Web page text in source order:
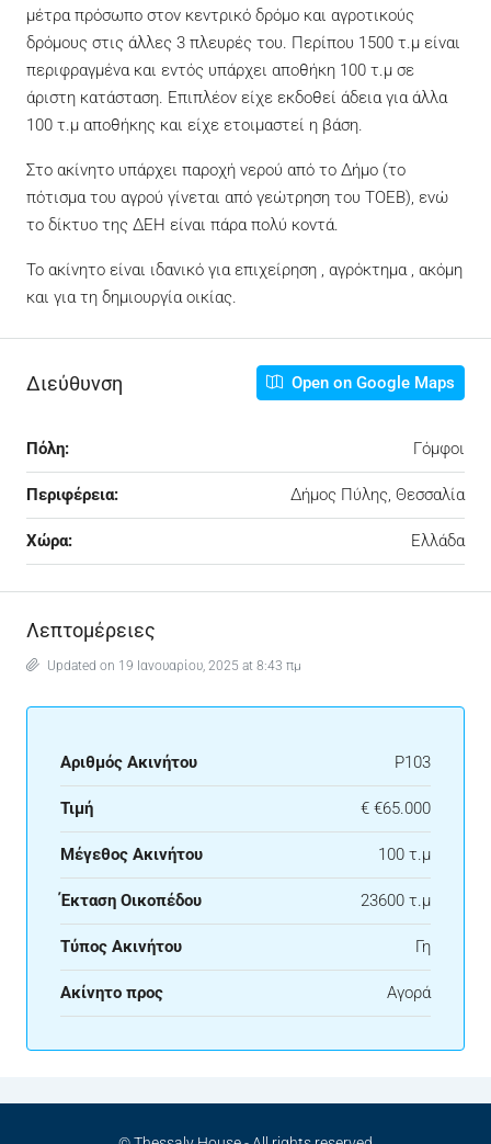
μέτρα πρόσωπο στον κεντρικό δρόμο και αγροτικούς
δρόμους στις άλλες 3 πλευρές του. Περίπου 1500 τ.μ είναι
περιφραγμένα και εντός υπάρχει αποθήκη 100 τ.μ σε
άριστη κατάσταση. Επιπλέον είχε εκδοθεί άδεια για άλλα
100 τ.μ αποθήκης και είχε ετοιμαστεί η βάση.
Στο ακίνητο υπάρχει παροχή νερού από το Δήμο (το
πότισμα του αγρού γίνεται από γεώτρηση του ΤΟΕΒ), ενώ
το δίκτυο της ΔΕΗ είναι πάρα πολύ κοντά.
Το ακίνητο είναι ιδανικό για επιχείρηση , αγρόκτημα , ακόμη
και για τη δημιουργία οικίας.
Διεύθυνση Open on Google Maps
Πόλη: Γόμφοι
Περιφέρεια: Δήμος Πύλης, Θεσσαλία
Χώρα: Ελλάδα
Λεπτομέρειες
Updated on 19 Ιανουαρίου, 2025 at 8:43 πμ
Αριθμός Ακινήτου P103
Τιμή € €65.000
Μέγεθος Ακινήτου 100 τ.μ
Έκταση Οικοπέδου 23600 τ.μ
Τύπος Ακινήτου Γη
Ακίνητο προς Αγορά